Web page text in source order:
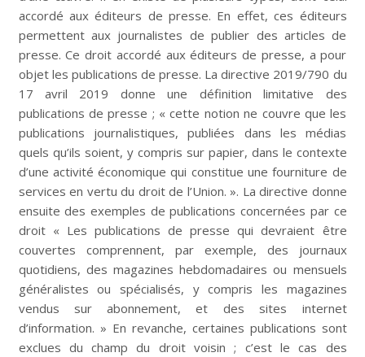
accordé aux éditeurs de presse. En effet, ces éditeurs
permettent aux journalistes de publier des articles de
presse. Ce droit accordé aux éditeurs de presse, a pour
objet les publications de presse. La directive 2019/790 du
17 avril 2019 donne une définition limitative des
publications de presse ; « cette notion ne couvre que les
publications journalistiques, publiées dans les médias
quels qu’ils soient, y compris sur papier, dans le contexte
d’une activité économique qui constitue une fourniture de
services en vertu du droit de l’Union. ». La directive donne
ensuite des exemples de publications concernées par ce
droit « Les publications de presse qui devraient être
couvertes comprennent, par exemple, des journaux
quotidiens, des magazines hebdomadaires ou mensuels
généralistes ou spécialisés, y compris les magazines
vendus sur abonnement, et des sites internet
d’information. » En revanche, certaines publications sont
exclues du champ du droit voisin ; c’est le cas des